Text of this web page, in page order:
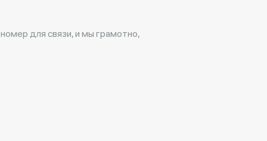
для связи, и мы грамотно,